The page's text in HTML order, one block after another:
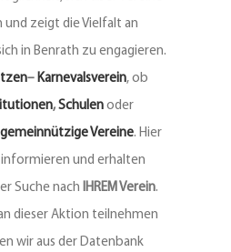
zeigt die Vielfalt an
in Benrath zu engagieren.
– Karnevalsverein, ob
, Schulenoder
gemeinnützige Vereine. Hier
informieren und erhalten
Suche nach IHREM Verein.
dieser Aktion teilnehmen
wir aus der Datenbank